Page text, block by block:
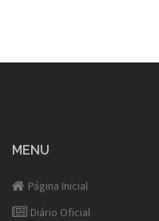
MENU
Página Inicial
Diário Oficial